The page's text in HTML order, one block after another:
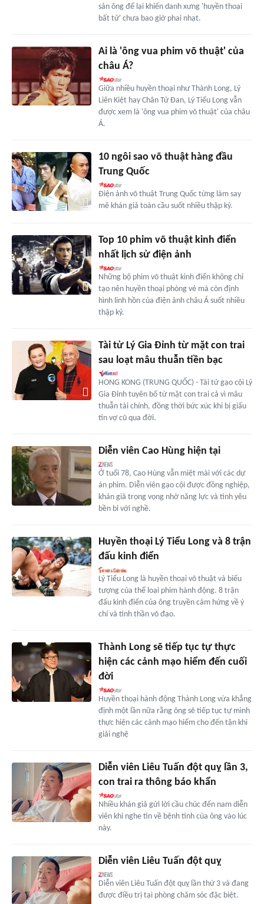
sản ông để lại khiến danh xưng 'huyền thoại
bất tử' chưa bao giờ phai nhạt.
Ai là 'ông vua phim võ thuật' của
châu Á?
Giữa nhiều huyền thoại như Thành Long, Lý
Liên Kiệt hay Chân Tử Đan, Lý Tiểu Long vẫn
được xem là 'ông vua phim võ thuật' của châu
Á.
10 ngôi sao võ thuật hàng đầu
Trung Quốc
Điện ảnh võ thuật Trung Quốc từng làm say
mê khán giả toàn cầu suốt nhiều thập kỷ.
Top 10 phim võ thuật kinh điển
nhất lịch sử điện ảnh
Những bộ phim võ thuật kinh điển không chỉ
tạo nên huyền thoại phòng vé mà còn định
hình linh hồn của điện ảnh châu Á suốt nhiều
thập kỷ.
Tài tử Lý Gia Đỉnh từ mặt con trai
sau loạt mâu thuẫn tiền bạc
HONG KONG (TRUNG QUỐC) - Tài tử gạo cội Lý
Gia Đỉnh tuyên bố từ mặt con trai cả vì mâu
thuẫn tài chính, đồng thời bức xúc khi bị giấu
tin vợ cũ qua đời.
Diễn viên Cao Hùng hiện tại
Ở tuổi 78, Cao Hùng vẫn miệt mài với các dự
án phim. Diễn viên gạo cội được đồng nghiệp,
khán giả trọng vọng nhờ năng lực và tình yêu
bền bỉ với nghề.
Huyền thoại Lý Tiểu Long và 8 trận
đấu kinh điển
Lý Tiểu Long là huyền thoại võ thuật và biểu
tượng của thể loại phim hành động. 8 trận
đấu kinh điển của ông truyền cảm hứng về ý
chí và tinh thần võ đạo.
Thành Long sẽ tiếp tục tự thực
hiện các cảnh mạo hiểm đến cuối
đời
Huyền thoại hành động Thành Long vừa khẳng
định một lần nữa rằng ông sẽ tiếp tục tự mình
thực hiện các cảnh mạo hiểm cho đến tận khi
giải nghệ
Diễn viên Liêu Tuấn đột quỵ lần 3,
con trai ra thông báo khẩn
Nhiều khán giả gửi lời cầu chúc đến nam diễn
viên khi nghe tin về bệnh tình của ông vào lúc
này.
Diễn viên Liêu Tuấn đột quỵ
Diễn viên Liêu Tuấn đột quỵ lần thứ 3 và đang
được điều trị tại phòng chăm sóc đặc biệt.